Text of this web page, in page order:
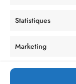
Statistiques
Marketing